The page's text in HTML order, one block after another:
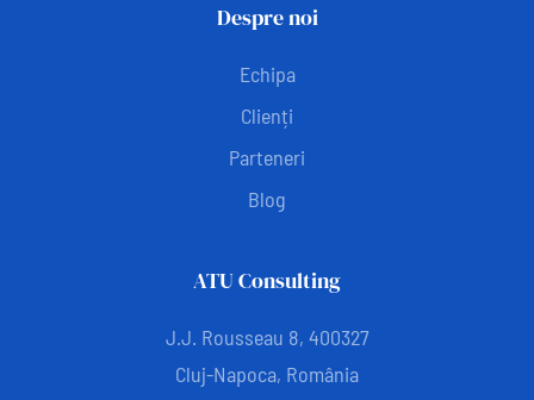
Despre noi
Echipa
Clienți
Parteneri
Blog
ATU Consulting
J.J. Rousseau 8, 400327
Cluj-Napoca, România